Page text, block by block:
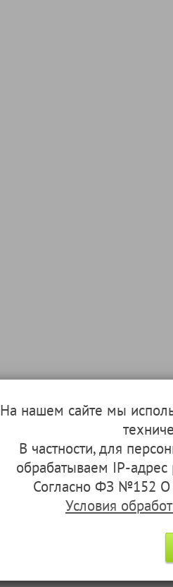
На нашем сайте мы
В частности, для
обрабатываем IP-
Согласно ФЗ №152 О
Условия